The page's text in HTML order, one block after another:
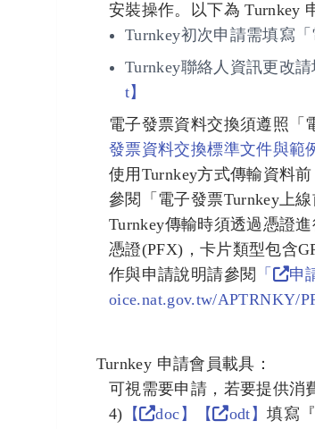
安裝操作。以下為 Turnkey
Turnkey初次申請需填寫
Turnkey聯絡人資訊更改
t】
電子發票資料交換須遵照「
發票資料交換標準文件與範
使用Turnkey方式傳輸資料
參閱「電子發票Turnkey上
Turnkey傳輸時須透過憑證
憑證(PFX)，卡片類型包含
作與申請說明請參閱 「 申
oice.nat.gov.tw/APTRNKY/
Turnkey 申請會員載具：
可視需要申請，若要提供消
4) 【 doc】 【 odt】填寫